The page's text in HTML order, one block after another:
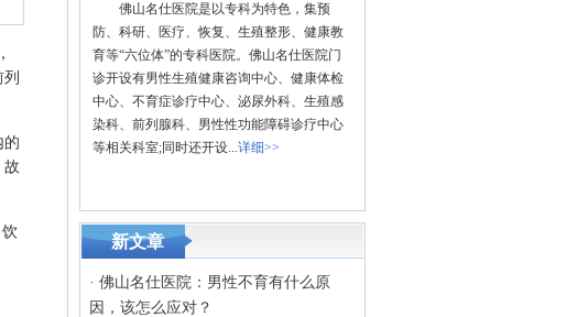
的
故
佛山名仕医院是以专科为特色，集预
防、科研、医疗、恢复、生殖整形、健康教
育等“六位体”的专科医院。佛山名仕医院门
诊开设有男性生殖健康咨询中心、健康体检
中心、不育症诊疗中心、泌尿外科、生殖感
染科、前列腺科、男性性功能障碍诊疗中心
等相关科室;同时还开设...详细>>
新文章
· 佛山名仕医院：男性不育有什么原
因，该怎么应对？